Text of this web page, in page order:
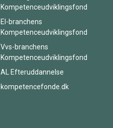
Kompetenceudviklingsfond
El-branchens
Kompetenceudviklingsfond
Vvs-branchens
Kompetenceudviklingsfond
AL Efteruddannelse
kompetencefonde.dk